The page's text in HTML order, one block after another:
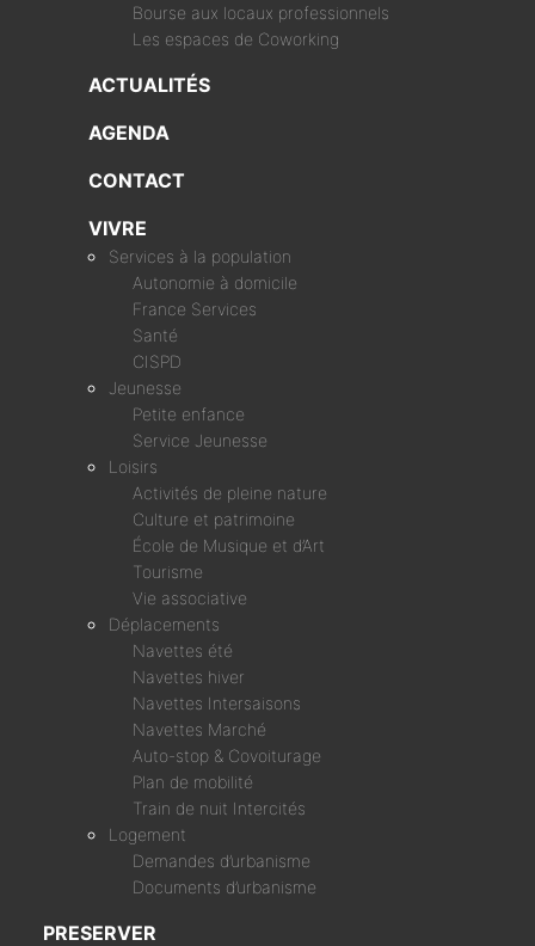
Bourse aux locaux professionnels
Les espaces de Coworking
ACTUALITÉS
AGENDA
CONTACT
VIVRE
Services à la population
Autonomie à domicile
France Services
Santé
CISPD
Jeunesse
Petite enfance
Service Jeunesse
Loisirs
Activités de pleine nature
Culture et patrimoine
École de Musique et d’Art
Tourisme
Vie associative
Déplacements
Navettes été
Navettes hiver
Navettes Intersaisons
Navettes Marché
Auto-stop & Covoiturage
Plan de mobilité
Train de nuit Intercités
Logement
Demandes d’urbanisme
Documents d’urbanisme
PRESERVER